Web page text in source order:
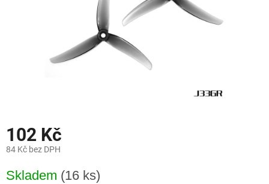
102 Kč
84 Kč bez DPH
cena:
Skladem (16 ks)